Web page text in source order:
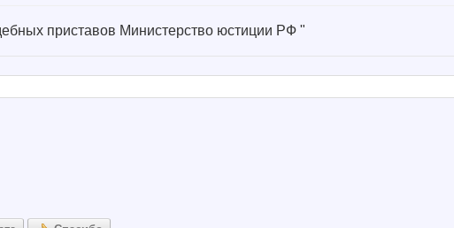
приставов Министерство юстиции РФ "